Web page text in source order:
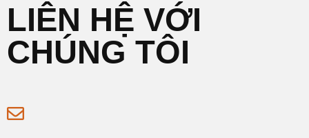
LIÊN HỆ VỚI
CHÚNG TÔI